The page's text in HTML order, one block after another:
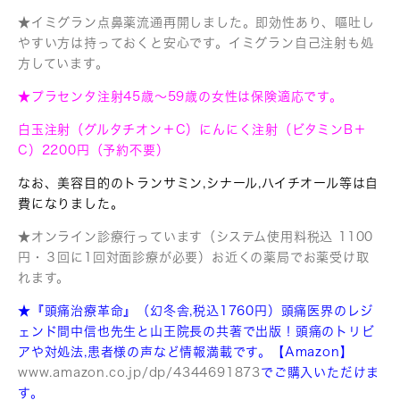
★イミグラン点鼻薬流通再開しました。即効性あり、嘔吐し
やすい方は持っておくと安心です。イミグラン自己注射も処
方しています。
★プラセンタ注射45歳〜59歳の女性は保険適応です。
白玉注射（グルタチオン＋C）にんにく注射（ビタミンB＋
C）2200円
（予約不要）
なお、美容目的のトランサミン,シナール,ハイチオール等は自
費になりました。
★オンライン診療行っています（システム使用料税込 1100
円・３回に1回対面診療が必要）お近くの薬局でお薬受け取
れます。
★『頭痛治療革命』（幻冬舎,税込1760円）頭痛医界のレジ
ェンド間中信也先生と山王院長の共著で出版！ 頭痛のトリビ
アや対処法,患者様の声など情報満載です。【Amazon】
www.amazon.co.j p/dp/4344691873 でご購入いただけま
す。